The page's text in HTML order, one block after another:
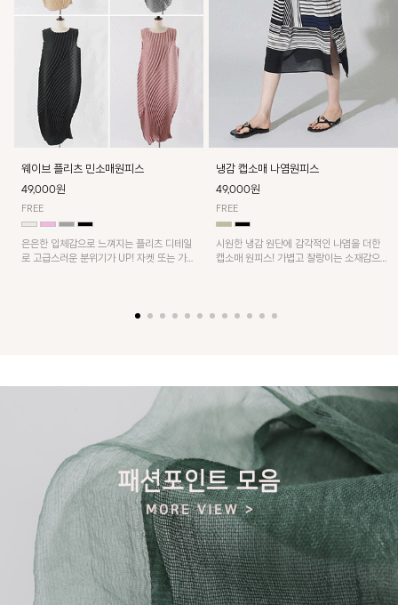
웨이브 플리츠 민소매원피스
49,000원
FREE
은은한 입체감으로 느껴지는 플리츠 디테일
로 고급스러운 분위기가 UP! 자켓 또는 가디
냉감 캡소매 나염원피스
49,000원
FREE
시원한 냉감 원단에 감각적인 나염을 더한
캡소매 원피스! 가볍고 찰랑이는 소재감으로